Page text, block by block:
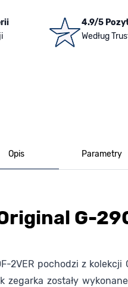
4.9/5
Według
Opis Parametry
G-
2VER pochodzi z
zegarka zostały